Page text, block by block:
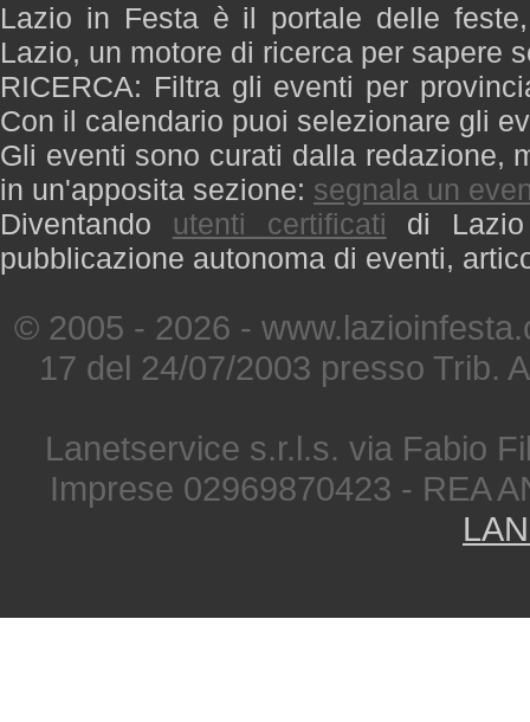
Lazio in Festa è il portale delle
Lazio, un motore di ricerca per sapere
RICERCA: Filtra gli eventi per
Con il calendario puoi selezionare gli
Gli eventi sono curati dalla redazione,
in un'apposita sezione: segnala un
Diventando utenti certificati di
pubblicazione autonoma di eventi,
© 2005 - 2026 -
17 del 24/07/2003 presso Trib.
Lanetservice s.r.l.s. via Fabio
Imprese 02969870423 - REA